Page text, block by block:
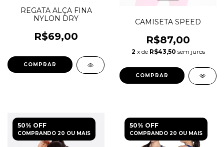
REGATA ALÇA FINA
NYLON DRY
R$69,00
COMPRAR
CAMISETA SPEED
R$87,00
2 x de R$43,50 sem juros
COMPRAR
50% OFF
COMPRANDO 20 OU MAIS
50% OFF
COMPRANDO 20 OU MAIS